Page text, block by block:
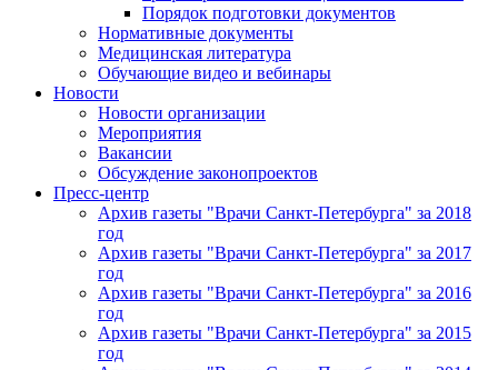
Порядок подготовки документов
Нормативные документы
Медицинская литература
Обучающие видео и вебинары
Новости
Новости организации
Мероприятия
Вакансии
Обсуждение законопроектов
Пресс-центр
Архив газеты "Врачи Санкт-Петербурга" за 2018
год
Архив газеты "Врачи Санкт-Петербурга" за 2017
год
Архив газеты "Врачи Санкт-Петербурга" за 2016
год
Архив газеты "Врачи Санкт-Петербурга" за 2015
год